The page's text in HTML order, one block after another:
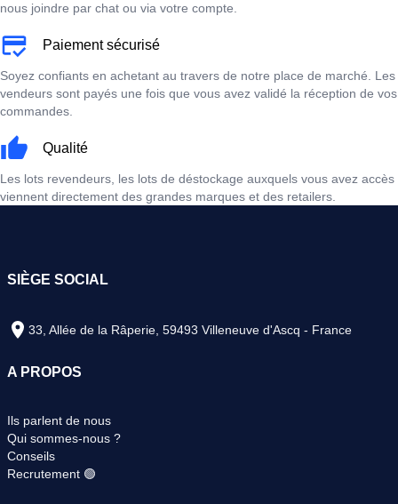
nous joindre par chat ou via votre compte.
Paiement sécurisé
Soyez confiants en achetant au travers de notre place de marché. Les
vendeurs sont payés une fois que vous avez validé la réception de vos
commandes.
Qualité
Les lots revendeurs, les lots de déstockage auxquels vous avez accès
viennent directement des grandes marques et des retailers.
SIÈGE SOCIAL
33, Allée de la Râperie, 59493 Villeneuve d'Ascq - France
A PROPOS
Ils parlent de nous
Qui sommes-nous ?
Conseils
Recrutement 🟢